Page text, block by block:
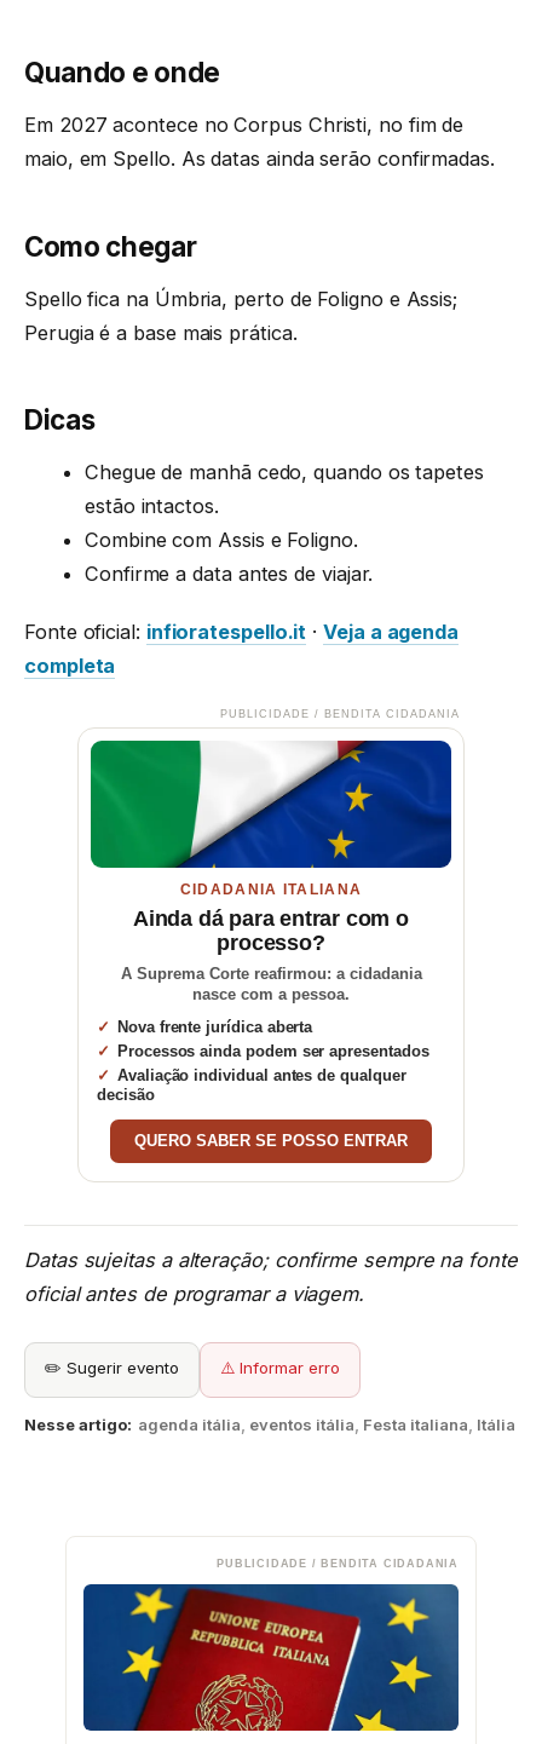
Quando e onde
Em 2027 acontece no Corpus Christi, no fim de
maio, em Spello. As datas ainda serão confirmadas.
Como chegar
Spello fica na Úmbria, perto de Foligno e Assis;
Perugia é a base mais prática.
Dicas
Chegue de manhã cedo, quando os tapetes
estão intactos.
Combine com Assis e Foligno.
Confirme a data antes de viajar.
Fonte oficial: infioratespello.it ·Veja a agenda
completa
PUBLICIDADE / BENDITA CIDADANIA
CIDADANIA ITALIANA
Ainda dá para entrar com o
processo?
A Suprema Corte reafirmou: a cidadania
nasce com a pessoa.
Nova frente jurídica aberta
Processos ainda podem ser apresentados
Avaliação individual antes de qualquer
decisão
QUERO SABER SE POSSO ENTRAR
Datas sujeitas a alteração; confirme sempre na fonte
oficial antes de programar a viagem.
✏️ Sugerir evento ⚠️ Informar erro
Nesse artigo: agenda itália eventos itália Festa italiana Itália
PUBLICIDADE / BENDITA CIDADANIA